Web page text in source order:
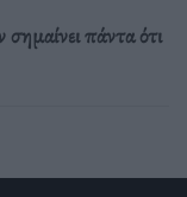
πάντα ότι